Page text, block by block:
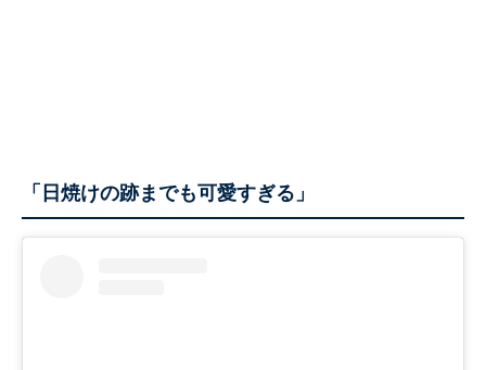
「日焼けの跡までも可愛すぎる」